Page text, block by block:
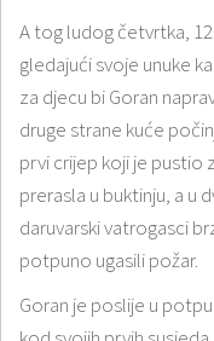
A tog ludog četvrtka,
gledajući svoje unuke
za djecu bi Goran
druge strane kuće
prvi crijep koji je pustio
prerasla u buktinju, a u
daruvarski vatrogasci
potpuno ugasili požar.
Goran je poslije u